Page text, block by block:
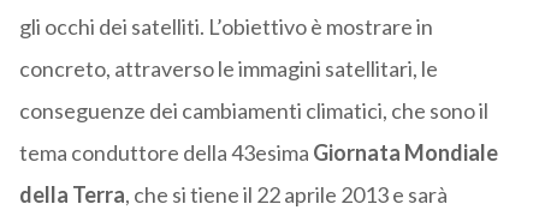
gli occhi dei satelliti. L’obiettivo è mostrare in
concreto, attraverso le immagini satellitari, le
conseguenze dei cambiamenti climatici, che sono il
tema conduttore della 43esima Giornata Mondiale
della Terra, che si tiene il 22 aprile 2013 e sarà